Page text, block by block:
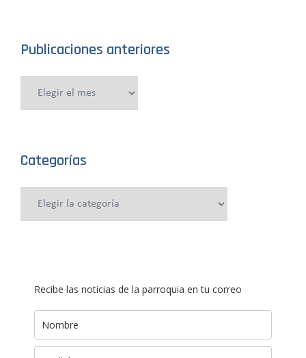
Publicaciones anteriores
Categorías
Recibe las noticias de la parroquia en tu correo